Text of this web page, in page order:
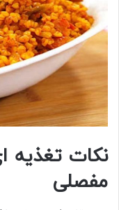
نکات تغذیه‌
مفصلی